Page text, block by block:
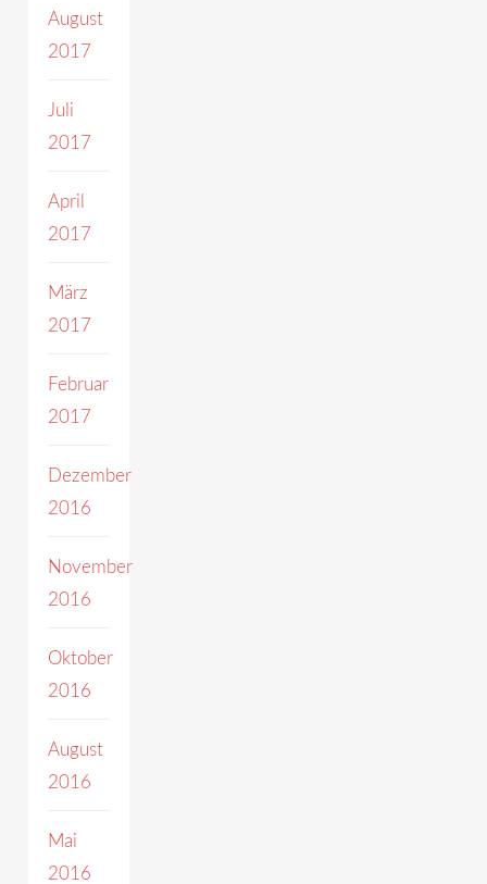
August
2017
Juli
2017
April
2017
März
2017
Februar
2017
Dezember
2016
November
2016
Oktober
2016
August
2016
Mai
2016